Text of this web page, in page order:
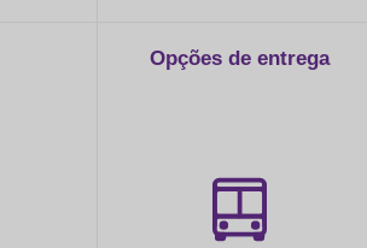
Opções de entrega